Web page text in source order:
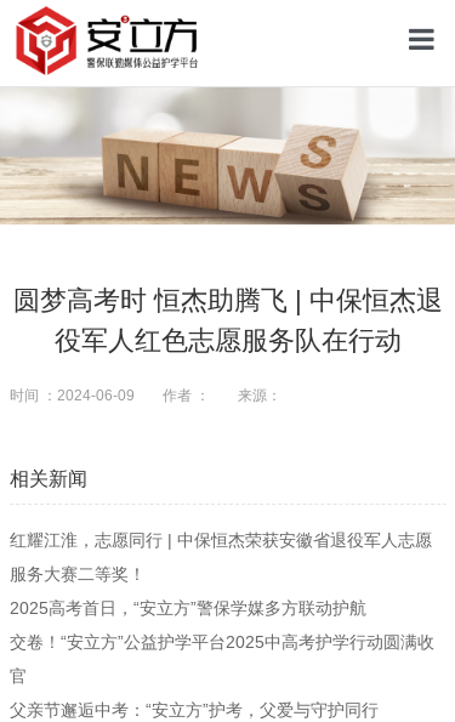
圆梦高考时 恒杰助腾飞 | 中保恒杰退
役军人红色志愿服务队在行动
时间 ：2024-06-09 作者 ： 来源：
相关新闻
红耀江淮，志愿同行 | 中保恒杰荣获安徽省退役军人志愿
服务大赛二等奖！
2025高考首日，“安立方”警保学媒多方联动护航
交卷！“安立方”公益护学平台2025中高考护学行动圆满收
官
父亲节邂逅中考：“安立方”护考，父爱与守护同行